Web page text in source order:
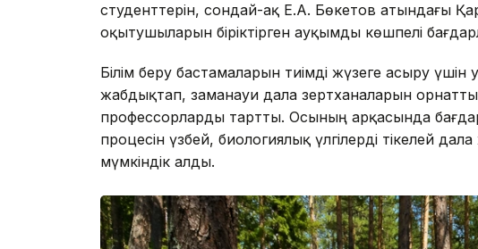
студенттерін, сондай-ақ Е.А. Бөкетов атындағы
оқытушыларын біріктірген ауқымды көшпелі
Білім беру бастамаларын тиімді жүзеге асыру
жабдықтап, заманауи дала зертханаларын
профессорларды тартты. Осының арқасында
процесін үзбей, биологиялық үлгілерді тікелей
мүмкіндік алды.